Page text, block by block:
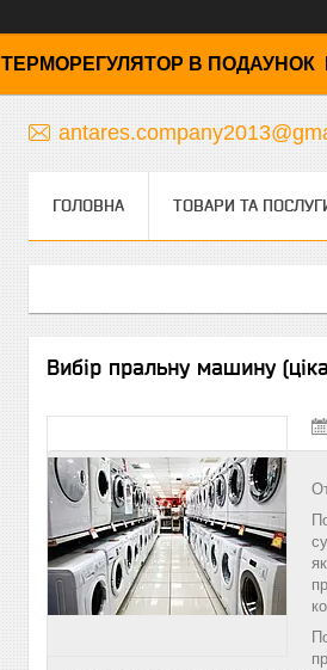
ТЕРМОРЕГУЛЯТОР В ПОДАУНОК
ГОЛОВНА ТОВАРИ ТА
Вибір пральну машину